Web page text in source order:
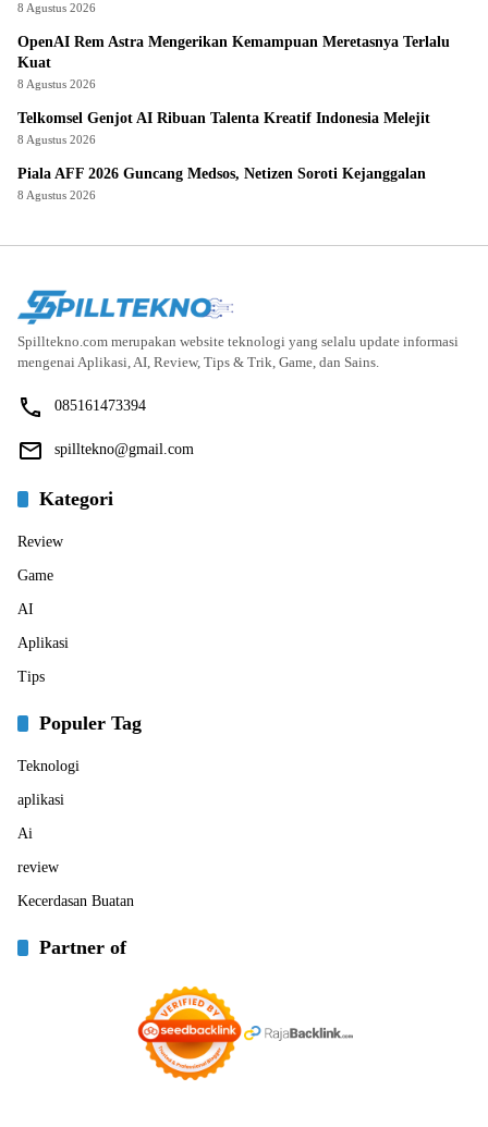
8 Agustus 2026
OpenAI Rem Astra Mengerikan Kemampuan Meretasnya Terlalu
Kuat
8 Agustus 2026
Telkomsel Genjot AI Ribuan Talenta Kreatif Indonesia Melejit
8 Agustus 2026
Piala AFF 2026 Guncang Medsos, Netizen Soroti Kejanggalan
8 Agustus 2026
Spilltekno.com merupakan website teknologi yang selalu update informasi
mengenai Aplikasi, AI, Review, Tips & Trik, Game, dan Sains.
085161473394
spilltekno@gmail.com
Kategori
Review
Game
AI
Aplikasi
Tips
Populer Tag
Teknologi
aplikasi
Ai
review
Kecerdasan Buatan
Partner of